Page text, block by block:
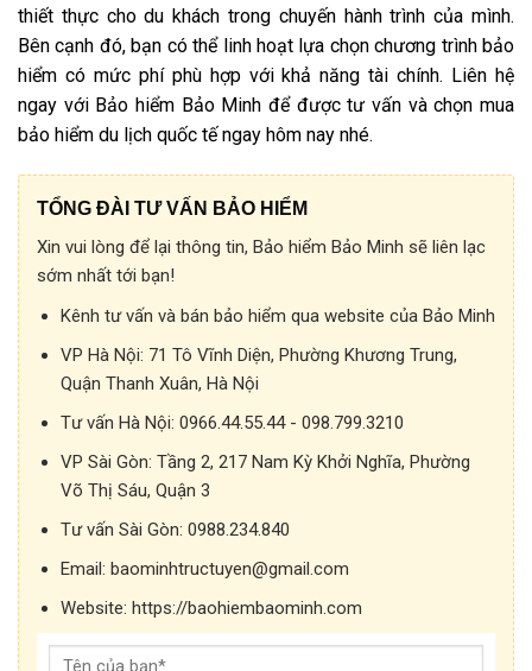
thiết thực cho du khách trong chuyến hành trình của mình.
Bên cạnh đó, bạn có thể linh hoạt lựa chọn chương trình bảo
hiểm có mức phí phù hợp với khả năng tài chính. Liên hệ
ngay với Bảo hiểm Bảo Minh để được tư vấn và chọn mua
bảo hiểm du lịch quốc tế ngay hôm nay nhé.
TỔNG ĐÀI TƯ VẤN BẢO HIỂM
Xin vui lòng để lại thông tin, Bảo hiểm Bảo Minh sẽ liên lạc
sớm nhất tới bạn!
Kênh tư vấn và bán bảo hiểm qua website của Bảo Minh
VP Hà Nội: 71 Tô Vĩnh Diện, Phường Khương Trung,
Quận Thanh Xuân, Hà Nội
Tư vấn Hà Nội: 0966.44.55.44 - 098.799.3210
VP Sài Gòn: Tầng 2, 217 Nam Kỳ Khởi Nghĩa, Phường
Võ Thị Sáu, Quận 3
Tư vấn Sài Gòn: 0988.234.840
Email: baominhtructuyen@gmail.com
Website: https://baohiembaominh.com